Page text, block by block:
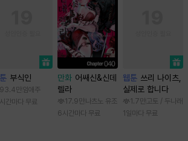
부식인
93.4만 임애주
간마다 무료
만화 어쌔신&신데
렐라
17.9만 나츠노 유조
6시간마다 무료
웹툰 쓰리 나이츠,
실제로 합니다
1.7만 고토 / 두나래
1일마다 무료